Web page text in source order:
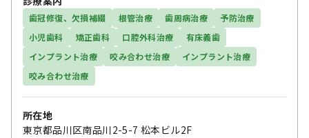
歯冠修復、欠損補綴 根管治療 歯周病治療
予防治療
小児歯科
矯正歯科 口腔外科治療
有床義歯
インプラント治療
咬み合わせ治療
インプラント治療
咬み合わせ治療
所在地
東京都品川区南品川2-5-7 松本ビル2F